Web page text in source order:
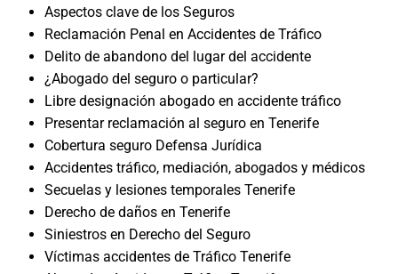
Aspectos clave de los Seguros
Reclamación Penal en Accidentes de Tráfico
Delito de abandono del lugar del accidente
¿Abogado del seguro o particular?
Libre designación abogado en accidente tráfico
Presentar reclamación al seguro en Tenerife
Cobertura seguro Defensa Jurídica
Accidentes tráfico, mediación, abogados y médicos
Secuelas y lesiones temporales Tenerife
Derecho de daños en Tenerife
Siniestros en Derecho del Seguro
Víctimas accidentes de Tráfico Tenerife